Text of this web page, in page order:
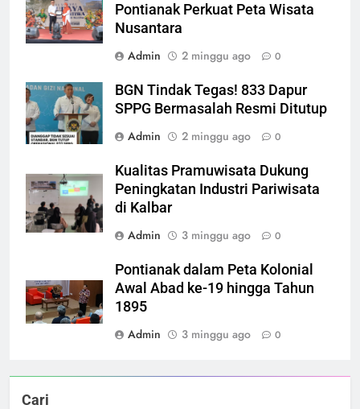
Pontianak Perkuat Peta Wisata
Nusantara
Admin
2 minggu ago 0
BGN Tindak Tegas! 833 Dapur
SPPG Bermasalah Resmi Ditutup
Admin
2 minggu ago 0
Kualitas Pramuwisata Dukung
Peningkatan Industri Pariwisata
di Kalbar
Admin
3 minggu ago 0
Pontianak dalam Peta Kolonial
Awal Abad ke-19 hingga Tahun
1895
Admin
3 minggu ago 0
Cari